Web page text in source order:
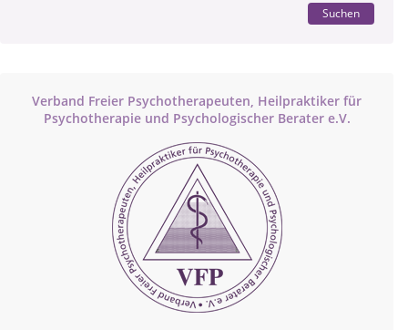
Suchen
Verband Freier Psychotherapeuten, Heilpraktiker für
Psychotherapie und Psychologischer Berater e.V.